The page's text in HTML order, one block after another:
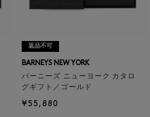
返品不可
BARNEYS NEW YORK
バーニーズ ニューヨーク カタロ
グギフト／ゴールド
¥55,880